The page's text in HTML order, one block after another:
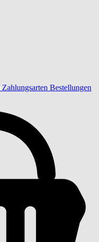
Zahlungsarten Bestellungen